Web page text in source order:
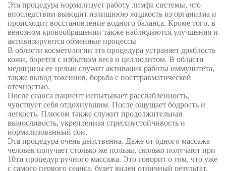
Эта процедура нормализует работу лимфа системы, что
впоследствии выводит излишнюю жидкость из организма и
происходит восстановление водного баланса. Кроме того, в
венозном кровообращении также наблюдаются улучшения и
активизируются обменные процессы
В области косметологии эта процедура устраняет дряблость
кожи, борется с избытком веса и целлюлитом. В области
медицины ее целью служит активация работы иммунитета,
также вывод токсинов, борьба с посттравматической
отечностью.
После сеанса пациент испытывает расслабленность,
чувствует себя отдохнувшим. После ощущает бодрость и
легкость. Плюсом также служит продолжительная
выносливость, укрепленная стрессоустойчивость и
нормализованный сон.
Эта процедура очень действенна. Даже от одного массажа
человек получает столько же пользы, сколько получают при
10ти процедур ручного массажа. Это говорит о том, что уже
с самого первого сеанса, будет виден отличный результат.